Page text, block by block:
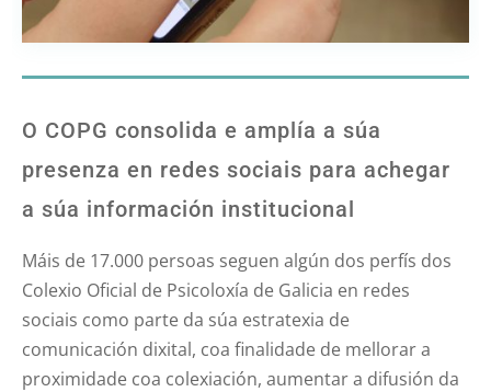
O COPG consolida e amplía a súa
presenza en redes sociais para achegar
a súa información institucional
Máis de 17.000 persoas seguen algún dos perfís dos
Colexio Oficial de Psicoloxía de Galicia en redes
sociais como parte da súa estratexia de
comunicación dixital, coa finalidade de mellorar a
proximidade coa colexiación, aumentar a difusión da